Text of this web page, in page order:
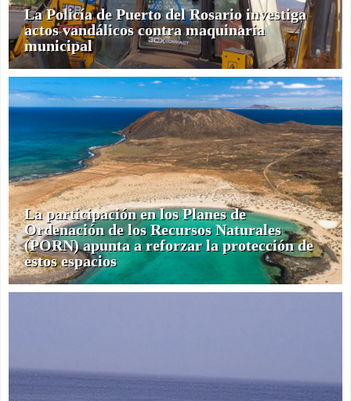
La Policía de Puerto del Rosario investiga
actos vandálicos contra maquinaria
municipal
La participación en los Planes de
Ordenación de los Recursos Naturales
(PORN) apunta a reforzar la protección de
estos espacios